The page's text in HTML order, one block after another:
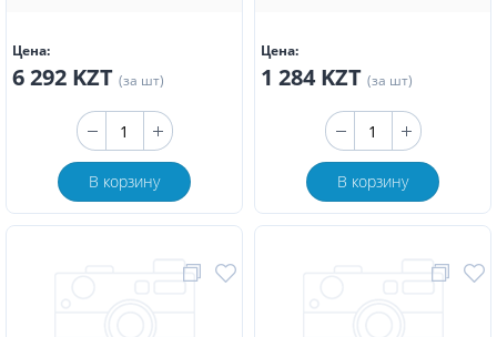
Цена:
6 292 KZT (за шт)
В корзину
Цена:
1 284 KZT (за шт)
В корзину